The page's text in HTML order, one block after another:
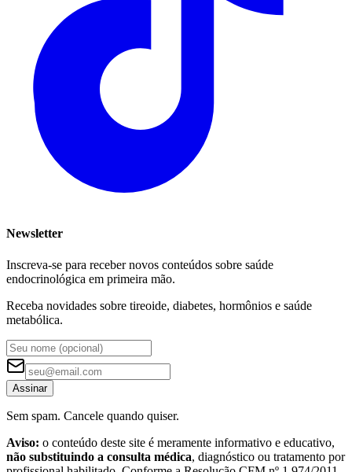
Newsletter
Inscreva-se para receber novos conteúdos sobre saúde
endocrinológica em primeira mão.
Receba novidades sobre tireoide, diabetes, hormônios e saúde
metabólica.
Assinar
Sem spam. Cancele quando quiser.
Aviso: o conteúdo deste site é meramente informativo e educativo,
não substituindo a consulta médica, diagnóstico ou tratamento por